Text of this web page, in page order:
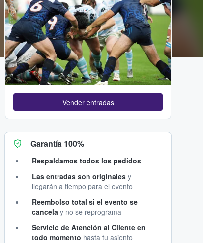
Adobe Stock
Vender entradas
Garantía 100%
Respaldamos todos los pedidos
Las entradas son originales y
llegarán a tiempo para el evento
Reembolso total si el evento se
cancela y no se reprograma
Servicio de Atención al Cliente en
todo momento hasta tu asiento